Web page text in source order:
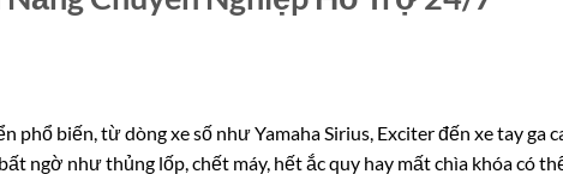
phổ biến, từ dòng xe số như Yamaha Sirius, Exciter đến xe tay ga
ngờ như thủng lốp, chết máy, hết ắc quy hay mất chìa khóa có